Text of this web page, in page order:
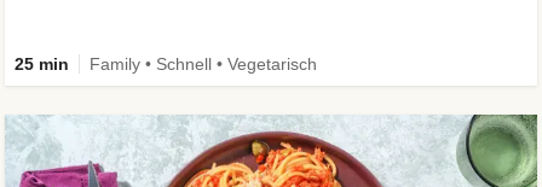
25 min Family • Schnell • Vegetarisch